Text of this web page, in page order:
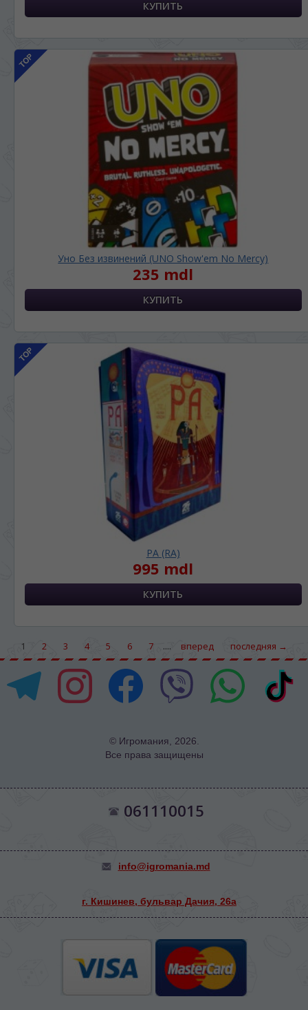
Уно Без извинений (UNO Show'em No Mercy)
235 mdl
РА (RA)
995 mdl
1 2 3 4 5 6 7 .... вперед последняя →
© Игромания, 2026.
Все права защищены
061110015
info@igromania.md
г. Кишинев, бульвар Дачия, 26а